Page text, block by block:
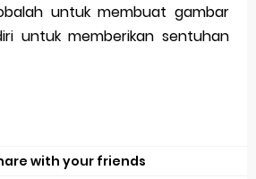
untuk membuat gambar
untuk memberikan sentuhan
with your friends